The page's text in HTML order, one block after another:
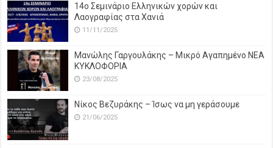
14o Σεμινάριο Ελληνικών χορών και
Λαογραφίας στα Χανιά
11/11/2025
Μανώλης Γαργουλάκης – Μικρό Αγαπημένο NEΑ
ΚΥΚΛΟΦΟΡΙΑ
23/08/2025
Νίκος Βεζυράκης – Ίσως να μη γεράσουμε
21/06/2025